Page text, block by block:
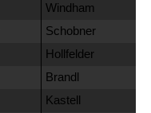
Windham
Schobner
Hollfelder
Brandl
Kastell